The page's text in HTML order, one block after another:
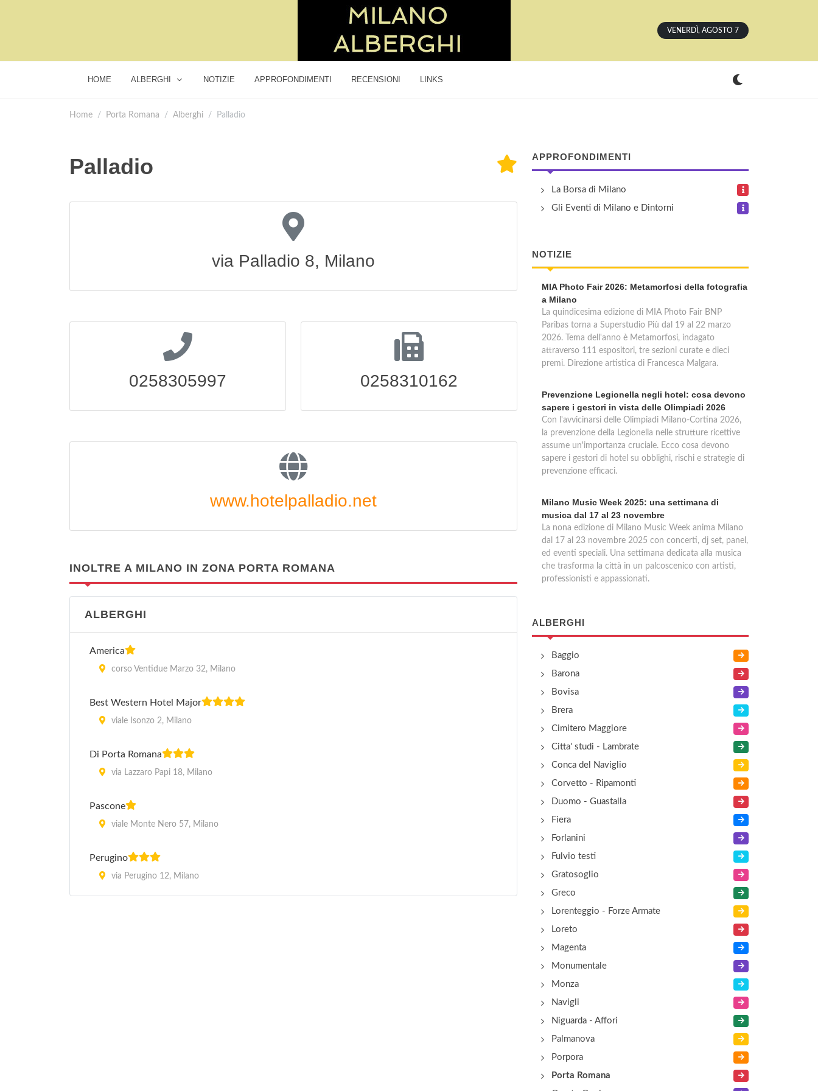
VENERDÌ, AGOSTO 7
HOME ALBERGHI NOTIZIE APPROFONDIMENTI RECENSIONI LINKS
Home Porta Romana Alberghi Palladio
Palladio
via Palladio 8, Milano
0258305997 0258310162
www.hotelpalladio.net
INOLTRE A MILANO IN ZONA PORTA ROMANA
ALBERGHI
America
corso Ventidue Marzo 32, Milano
Best Western Hotel Major
viale Isonzo 2, Milano
Di Porta Romana
via Lazzaro Papi 18, Milano
Pascone
viale Monte Nero 57, Milano
Perugino
via Perugino 12, Milano
APPROFONDIMENTI
La Borsa di Milano
Gli Eventi di Milano e Dintorni
NOTIZIE
MIA Photo Fair 2026: Metamorfosi della fotografia
a Milano
La quindicesima edizione di MIA Photo Fair BNP
Paribas torna a Superstudio Più dal 19 al 22 marzo
2026. Tema dell'anno è Metamorfosi, indagato
attraverso 111 espositori, tre sezioni curate e dieci
premi. Direzione artistica di Francesca Malgara.
Prevenzione Legionella negli hotel: cosa devono
sapere i gestori in vista delle Olimpiadi 2026
Con l'avvicinarsi delle Olimpiadi Milano-Cortina 2026,
la prevenzione della Legionella nelle strutture ricettive
assume un'importanza cruciale. Ecco cosa devono
sapere i gestori di hotel su obblighi, rischi e strategie di
prevenzione efficaci.
Milano Music Week 2025: una settimana di
musica dal 17 al 23 novembre
La nona edizione di Milano Music Week anima Milano
dal 17 al 23 novembre 2025 con concerti, dj set, panel,
ed eventi speciali. Una settimana dedicata alla musica
che trasforma la città in un palcoscenico con artisti,
professionisti e appassionati.
ALBERGHI
Baggio
Barona
Bovisa
Brera
Cimitero Maggiore
Citta' studi - Lambrate
Conca del Naviglio
Corvetto - Ripamonti
Duomo - Guastalla
Fiera
Forlanini
Fulvio testi
Gratosoglio
Greco
Lorenteggio - Forze Armate
Loreto
Magenta
Monumentale
Monza
Navigli
Niguarda - Affori
Palmanova
Porpora
Porta Romana